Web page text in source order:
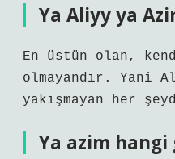
Ya Aliyy ya
En üstün olan,
olmayandır. Yani
yakışmayan her
Ya azim hangi